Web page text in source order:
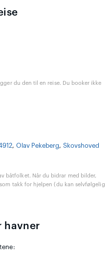
du den til en reise. Du booker ikke
, Olav Pekeberg, Skovshoved
båtfolket. Når du bidrar med bilder,
takk for hjelpen (du kan selvfølgelig
havner